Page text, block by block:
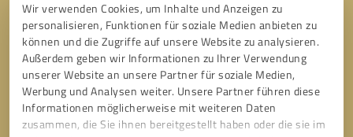
Wir verwenden Cookies, um Inhalte und Anzeigen zu
personalisieren, Funktionen für soziale Medien anbieten zu
können und die Zugriffe auf unsere Website zu analysieren.
Außerdem geben wir Informationen zu Ihrer Verwendung
unserer Website an unsere Partner für soziale Medien,
Werbung und Analysen weiter. Unsere Partner führen diese
Informationen möglicherweise mit weiteren Daten
zusammen, die Sie ihnen bereitgestellt haben oder die sie im